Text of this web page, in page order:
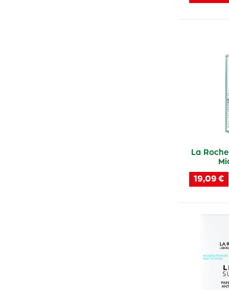
La
19,09 €